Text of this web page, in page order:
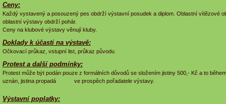
Ceny:
Každý vystavený a posouzený pes obdrží výstavní posudek a diplom. Oblastní vítězové
oblastní výstavy obdrží pohár.
Ceny na klubové výstavy věnují kluby.
Doklady k účasti na výstavě:
Očkovací průkaz, vstupní list, průkaz původu
Protest a další podmínky:
Protest může být podán pouze z formálních důvodů se složením jistiny 500,- Kč a to
uznán, jistina propadá ve prospěch pořadatele výstavy.
Výstavní poplatky: